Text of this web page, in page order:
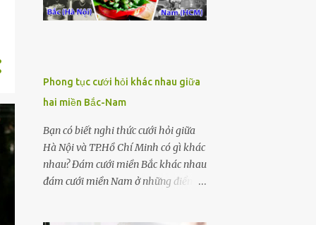
Phong tục cưới hỏi khác nhau giữa
hai miền Bắc-Nam
Bạn có biết nghi thức cưới hỏi giữa
Hà Nội và TP.Hồ Chí Minh có gì khác
nhau? Đám cưới miền Bắc khác nhau
đám cưới miền Nam ở những điểm